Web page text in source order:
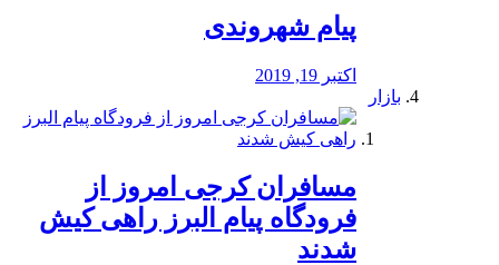
پیام شهروندی
اکتبر 19, 2019
بازار
مسافران کرجی امروز از
فرودگاه پیام البرز راهی کیش
شدند